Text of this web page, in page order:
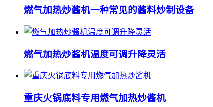
燃气加热炒酱机一种常见的酱料炒制设备
燃气加热炒酱机温度可调升降灵活
重庆火锅底料专用燃气加热炒酱机